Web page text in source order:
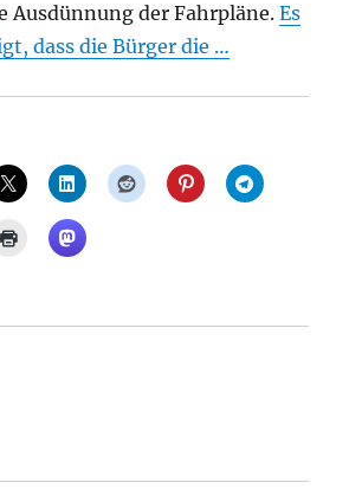
Ausdünnung der Fahrpläne.Es
dass die Bürger die …